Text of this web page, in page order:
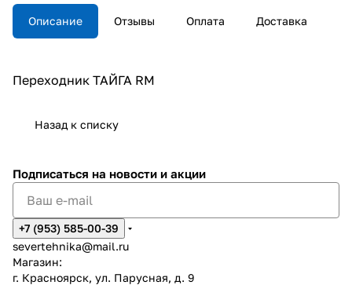
Описание Отзывы Оплата Доставка
Переходник ТАЙГА RM
Назад к списку
Подписаться на новости и акции
+7 (953) 585-00-39
severtehnika@mail.ru
Магазин:
г. Красноярск, ул. Парусная, д. 9